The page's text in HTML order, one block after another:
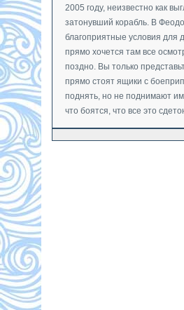
2005 году, неизвестно как
затонувший корабль. В
благоприятные условия для
прямо хочется там все
поздно. Вы только
прямо стоят ящики с
поднять, но не поднимают
что боятся, что все это